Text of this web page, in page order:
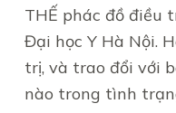
THẾ phác đồ điều
Đại học Y Hà Nội.
trị, và trao đổi với
nào trong tình